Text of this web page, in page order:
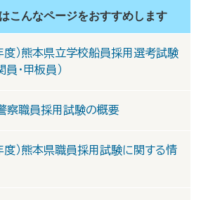
こんなページをおすすめします
度）熊本県立学校船員採用選考試験
・甲板員）
察職員採用試験の概要
度）熊本県職員採用試験に関する情